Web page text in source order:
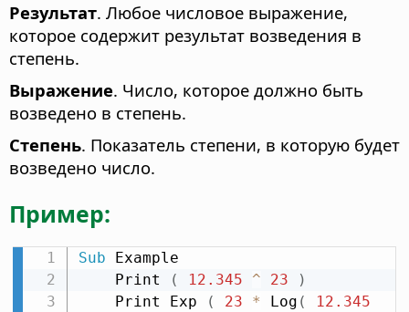
Результат. Любое числовое выражение,
которое содержит результат возведения в
степень.
Выражение. Число, которое должно быть
возведено в степень.
Степень. Показатель степени, в которую будет
возведено число.
Пример:
Sub Example
    Print
( 12.345 ^ 23
)
    Print Exp
( 23 * Log (
12.345